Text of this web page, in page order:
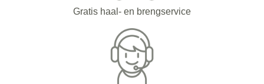
Gratis haal- en brengservice